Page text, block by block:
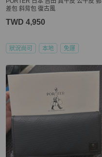
差包 斜背包 復古風
TWD 4,950
狀況尚可 本地 免運